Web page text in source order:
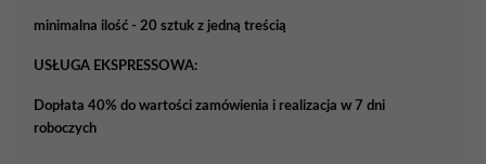
minimalna ilość - 20 sztuk z jedną treścią
USŁUGA EKSPRESSOWA:
Dopłata 40% do wartości zamówienia i realizacja w 7 dni
roboczych